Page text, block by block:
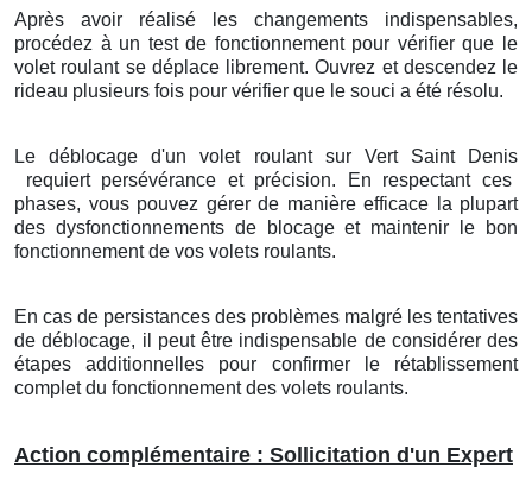
Après avoir réalisé les changements indispensables,
procédez à un test de fonctionnement pour vérifier que le
volet roulant se déplace librement. Ouvrez et descendez le
rideau plusieurs fois pour vérifier que le souci a été résolu.
Le déblocage d'un volet roulant sur Vert Saint Denis
requiert persévérance et précision. En respectant ces
phases, vous pouvez gérer de manière efficace la plupart
des dysfonctionnements de blocage et maintenir le bon
fonctionnement de vos volets roulants.
En cas de persistances des problèmes malgré les tentatives
de déblocage, il peut être indispensable de considérer des
étapes additionnelles pour confirmer le rétablissement
complet du fonctionnement des volets roulants.
Action complémentaire : Sollicitation d'un Expert